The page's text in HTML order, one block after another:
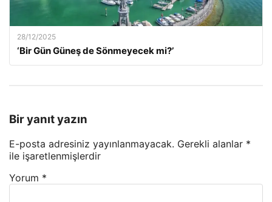
28/12/2025
‘Bir Gün Güneş de Sönmeyecek mi?’
Bir yanıt yazın
E-posta adresiniz yayınlanmayacak. Gerekli alanlar *
ile işaretlenmişlerdir
Yorum *